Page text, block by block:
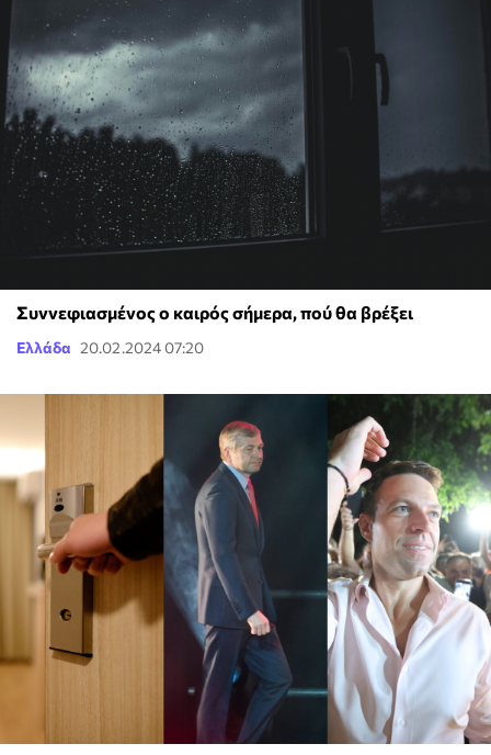
Συννεφιασμένος ο καιρός σήμερα, πού θα βρέξει
Ελλάδα 20.02.2024 07:20